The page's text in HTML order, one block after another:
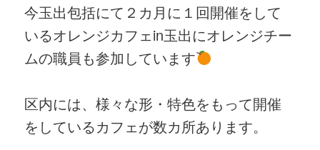
今玉出包括にて２カ月に１回開催をして
いるオレンジカフェin玉出にオレンジチー
ムの職員も参加しています
区内には、様々な形・特色をもって開催
をしているカフェが数カ所あります。